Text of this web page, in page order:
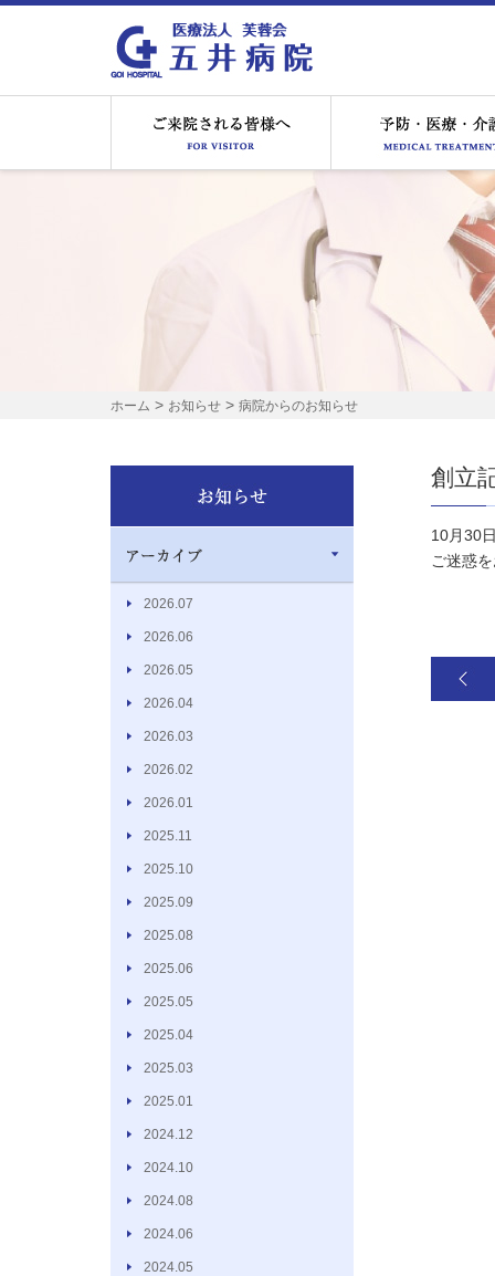
ホーム > お知らせ > 病院からのお知らせ
2026.07
2026.06
2026.05
2026.04
2026.03
2026.02
2026.01
2025.11
2025.10
2025.09
2025.08
2025.06
2025.05
2025.04
2025.03
2025.01
2024.12
2024.10
2024.08
2024.06
2024.05
創立
10月30
ご迷惑